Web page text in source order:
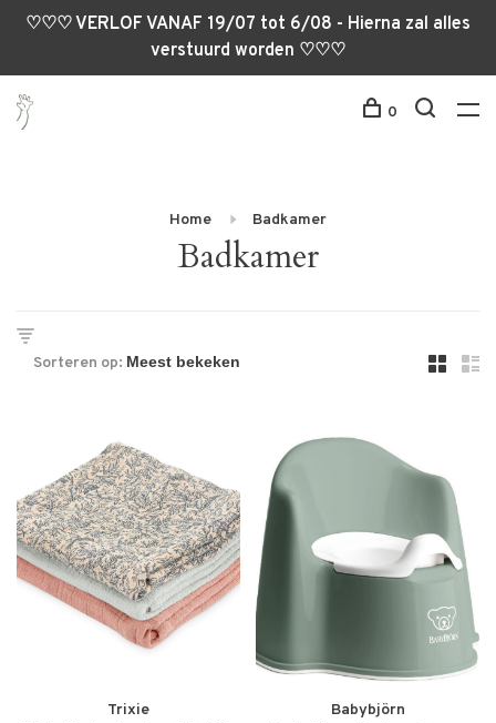
♡♡♡ VERLOF VANAF 19/07 tot 6/08 - Hierna zal alles
verstuurd worden ♡♡♡
0
Home Badkamer
Badkamer
Sorteren op:
Trixie Babybjörn